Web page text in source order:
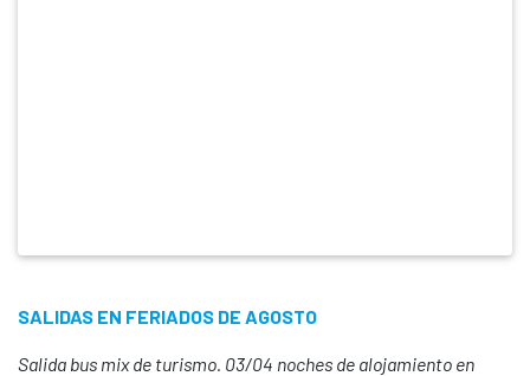
SALIDAS EN FERIADOS DE AGOSTO
Salida bus mix de turismo. 03/04 noches de alojamiento en